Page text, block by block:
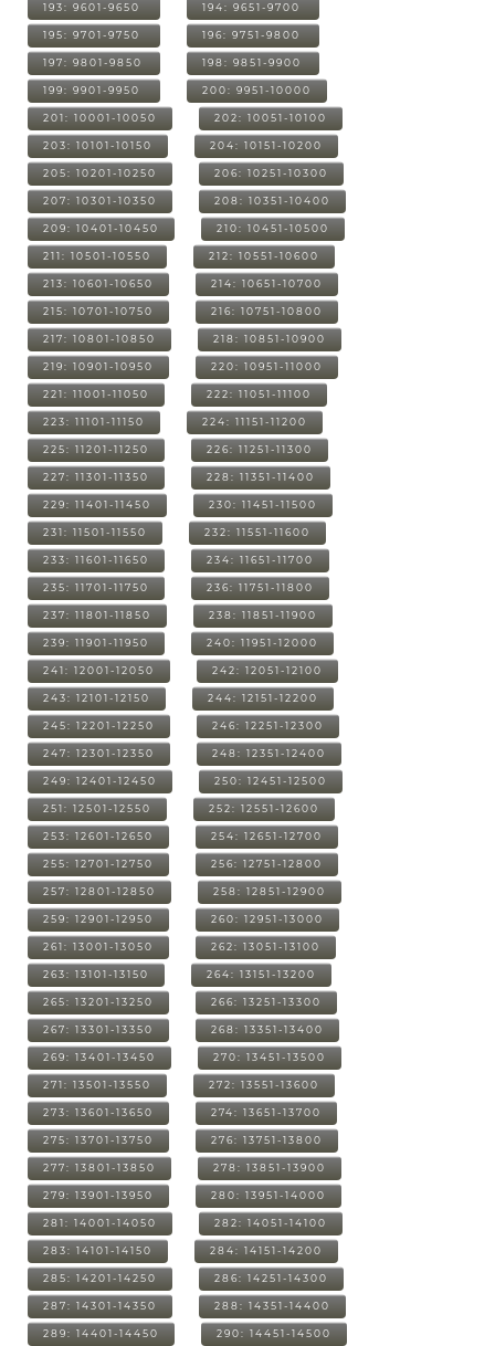
193: 9601-9650 194: 9651-9700
195: 9701-9750 196: 9751-9800
197: 9801-9850 198: 9851-9900
199: 9901-9950 200: 9951-10000
201: 10001-10050 202: 10051-10100
203: 10101-10150 204: 10151-10200
205: 10201-10250 206: 10251-10300
207: 10301-10350 208: 10351-10400
209: 10401-10450 210: 10451-10500
211: 10501-10550 212: 10551-10600
213: 10601-10650 214: 10651-10700
215: 10701-10750 216: 10751-10800
217: 10801-10850 218: 10851-10900
219: 10901-10950 220: 10951-11000
221: 11001-11050 222: 11051-11100
223: 11101-11150 224: 11151-11200
225: 11201-11250 226: 11251-11300
227: 11301-11350 228: 11351-11400
229: 11401-11450 230: 11451-11500
231: 11501-11550 232: 11551-11600
233: 11601-11650 234: 11651-11700
235: 11701-11750 236: 11751-11800
237: 11801-11850 238: 11851-11900
239: 11901-11950 240: 11951-12000
241: 12001-12050 242: 12051-12100
243: 12101-12150 244: 12151-12200
245: 12201-12250 246: 12251-12300
247: 12301-12350 248: 12351-12400
249: 12401-12450 250: 12451-12500
251: 12501-12550 252: 12551-12600
253: 12601-12650 254: 12651-12700
255: 12701-12750 256: 12751-12800
257: 12801-12850 258: 12851-12900
259: 12901-12950 260: 12951-13000
261: 13001-13050 262: 13051-13100
263: 13101-13150 264: 13151-13200
265: 13201-13250 266: 13251-13300
267: 13301-13350 268: 13351-13400
269: 13401-13450 270: 13451-13500
271: 13501-13550 272: 13551-13600
273: 13601-13650 274: 13651-13700
275: 13701-13750 276: 13751-13800
277: 13801-13850 278: 13851-13900
279: 13901-13950 280: 13951-14000
281: 14001-14050 282: 14051-14100
283: 14101-14150 284: 14151-14200
285: 14201-14250 286: 14251-14300
287: 14301-14350 288: 14351-14400
289: 14401-14450 290: 14451-14500